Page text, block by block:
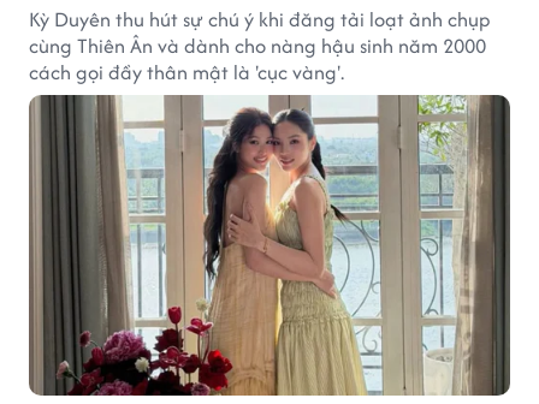
Kỳ Duyên thu hút sự chú ý khi đăng tải loạt ảnh chụp
cùng Thiên Ân và dành cho nàng hậu sinh năm 2000
cách gọi đầy thân mật là 'cục vàng'.